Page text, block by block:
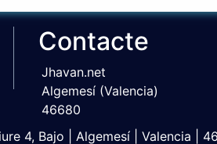
Contacte
Jhavan.net
Algemesí (Valencia)
46680
4, Bajo | Algemesí | Valencia |